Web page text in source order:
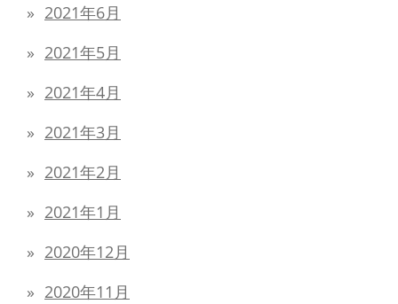
2021年6月
2021年5月
2021年4月
2021年3月
2021年2月
2021年1月
2020年12月
2020年11月